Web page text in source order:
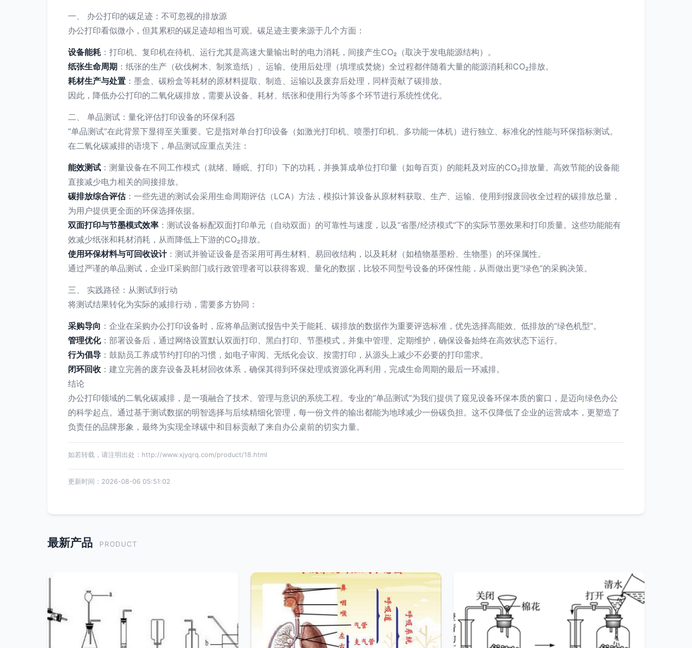
一、 办公打印的碳足迹：不可忽视的排放源
办公打印看似微小，但其累积的碳足迹却相当可观。碳足迹主要来源于几个方面：
设备能耗 ：打印机、复印机在待机、运行尤其是高速大量输出时的电力消耗，间接产生CO₂（取决于发电能源结构）。
纸张生命周期 ：纸张的生产（砍伐树木、制浆造纸）、运输、使用后处理（填埋或焚烧）全过程都伴随着大量的能源消耗和CO₂排放。
耗材生产与处置 ：墨盒、碳粉盒等耗材的原材料提取、制造、运输以及废弃后处理，同样贡献了碳排放。
因此，降低办公打印的二氧化碳排放，需要从设备、耗材、纸张和使用行为等多个环节进行系统性优化。
二、 单品测试：量化评估打印设备的环保利器
“单品测试”在此背景下显得至关重要。它是指对单台打印设备（如激光打印机、喷墨打印机、多功能一体机）进行独立、标准化的性能与环保指标测试。
在二氧化碳减排的语境下，单品测试应重点关注：
能效测试 ：测量设备在不同工作模式（就绪、睡眠、打印）下的功耗，并换算成单位打印量（如每百页）的能耗及对应的CO₂排放量。高效节能的设备能
直接减少电力相关的间接排放。
碳排放综合评估：一些先进的测试会采用生命周期评估（LCA）方法，模拟计算设备从原材料获取、生产、运输、使用到报废回收全过程的碳排放总量，
为用户提供更全面的环保选择依据。
双面打印与节墨模式效率 ：测试设备标配双面打印单元（自动双面）的可靠性与速度，以及“省墨/经济模式”下的实际节墨效果和打印质量。这些功能能有
效减少纸张和耗材消耗，从而降低上下游的CO₂排放。
使用环保材料与可回收设计：测试并验证设备是否采用可再生材料、易回收结构，以及耗材（如植物基墨粉、生物墨）的环保属性。
通过严谨的单品测试，企业IT采购部门或行政管理者可以获得客观、量化的数据，比较不同型号设备的环保性能，从而做出更“绿色”的采购决策。
三、 实践路径：从测试到行动
将测试结果转化为实际的减排行动，需要多方协同：
采购导向 ：企业在采购办公打印设备时，应将单品测试报告中关于能耗、碳排放的数据作为重要评选标准，优先选择高能效、低排放的“绿色机型”。
管理优化：部署设备后，通过网络设置默认双面打印、黑白打印、节墨模式，并集中管理、定期维护，确保设备始终在高效状态下运行。
行为倡导 ：鼓励员工养成节约打印的习惯，如电子审阅、无纸化会议、按需打印，从源头上减少不必要的打印需求。
闭环回收 ：建立完善的废弃设备及耗材回收体系，确保其得到环保处理或资源化再利用，完成生命周期的最后一环减排。
结论
办公打印领域的二氧化碳减排，是一项融合了技术、管理与意识的系统工程。专业的“单品测试”为我们提供了窥见设备环保本质的窗口，是迈向绿色办公
的科学起点。通过基于测试数据的明智选择与后续精细化管理，每一份文件的输出都能为地球减少一份碳负担。这不仅降低了企业的运营成本，更塑造了
负责任的品牌形象，最终为实现全球碳中和目标贡献了来自办公桌前的切实力量。
如若转载，请注明出处：http://www.xjyqrq.com/product/18.html
更新时间：2026-08-06 05:51:02
最新产品 PRODUCT